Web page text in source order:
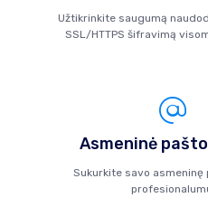
Užtikrinkite saugumą
SSL/HTTPS šifravimą
Asmeninė
Sukurkite savo asmeninę